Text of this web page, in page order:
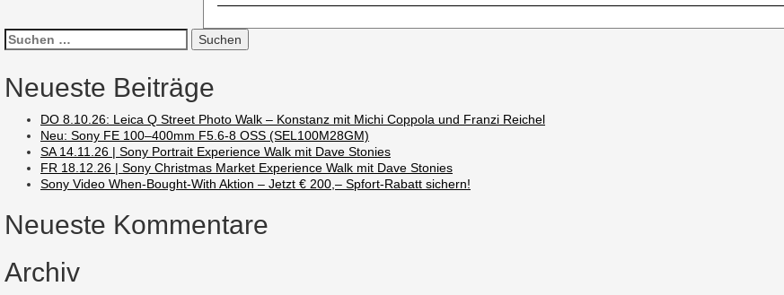
Suchen
nach:
Neueste Beiträge
DO 8.10.26: Leica Q Street Photo Walk – Konstanz mit Michi Coppola und Franzi Reichel
Neu: Sony FE 100–400mm F5.6-8 OSS (SEL100M28GM)
SA 14.11.26 | Sony Portrait Experience Walk mit Dave Stonies
FR 18.12.26 | Sony Christmas Market Experience Walk mit Dave Stonies
Sony Video When-Bought-With Aktion – Jetzt € 200,– Spfort-Rabatt sichern!
Neueste Kommentare
Archiv